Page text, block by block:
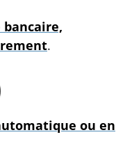
bancaire,
.
ou en